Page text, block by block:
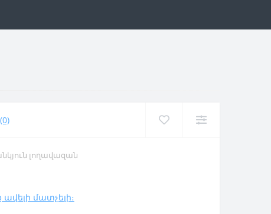
(0)
լողավազան
ավելի մատչելի։